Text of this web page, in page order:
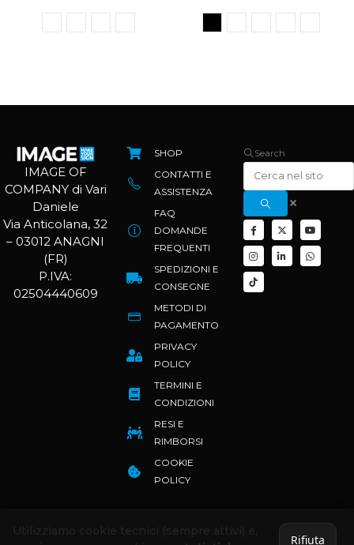
IMAGE OF
COMPANY di Vari
Daniele
Via Anticolana, 32
– 03012 ANAGNI
(FR)
P.IVA:
02504440609
SHOP
CONTATTI E
ASSISTENZA
FAQ
DOMANDE
FREQUENTI
SPEDIZIONI E
CONSEGNE
METODI DI
PAGAMENTO
PRIVACY
POLICY
TERMINI E
CONDIZIONI
RESI E
RIMBORSI
COOKIE
POLICY
Search
Utilizziamo cookie tecnici (sempre attivi) e,
Rifiuta